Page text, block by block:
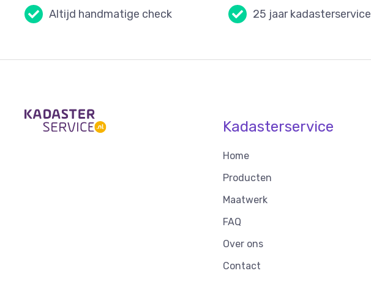
Altijd handmatige check 25 jaar kadasterservice
Kadasterservice
Home
Producten
Maatwerk
FAQ
Over ons
Contact